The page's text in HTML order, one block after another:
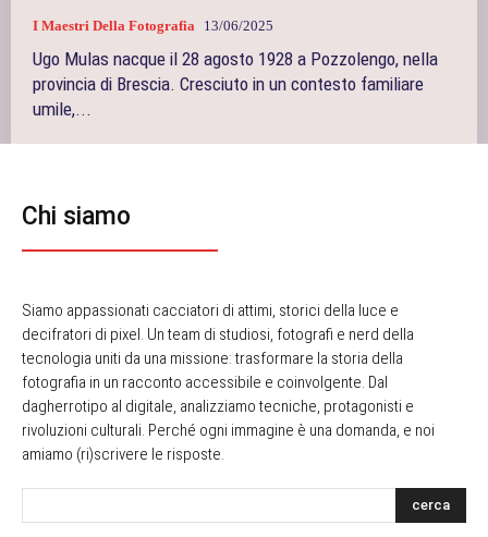
I Maestri Della Fotografia 13/06/2025
Ugo Mulas nacque il 28 agosto 1928 a Pozzolengo, nella
provincia di Brescia. Cresciuto in un contesto familiare
umile,...
Chi siamo
Siamo appassionati cacciatori di attimi, storici della luce e
decifratori di pixel. Un team di studiosi, fotografi e nerd della
tecnologia uniti da una missione: trasformare la storia della
fotografia in un racconto accessibile e coinvolgente. Dal
dagherrotipo al digitale, analizziamo tecniche, protagonisti e
rivoluzioni culturali. Perché ogni immagine è una domanda, e noi
amiamo (ri)scrivere le risposte.
cerca